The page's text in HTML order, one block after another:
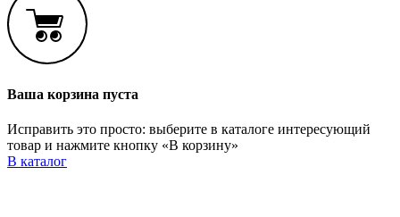
Ваша корзина пуста
Исправить это просто: выберите в каталоге интересующий
товар и нажмите кнопку «В корзину»
В каталог